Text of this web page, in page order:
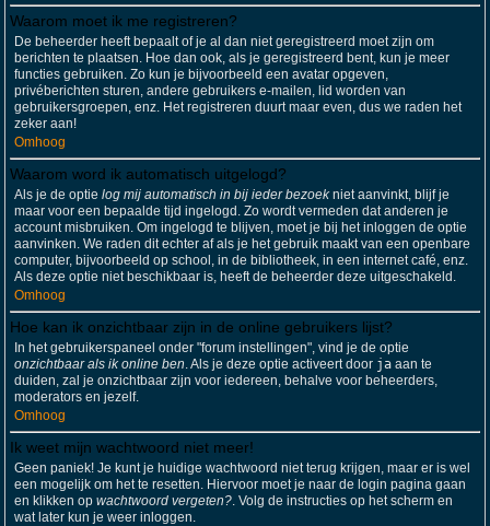
Waarom moet ik me registreren?
De beheerder heeft bepaalt of je al dan niet geregistreerd moet zijn om
berichten te plaatsen. Hoe dan ook, als je geregistreerd bent, kun je meer
functies gebruiken. Zo kun je bijvoorbeeld een avatar opgeven,
privéberichten sturen, andere gebruikers e-mailen, lid worden van
gebruikersgroepen, enz. Het registreren duurt maar even, dus we raden het
zeker aan!
Omhoog
Waarom word ik automatisch uitgelogd?
Als je de optie log mij automatisch in bij ieder bezoekniet aanvinkt, blijf je
maar voor een bepaalde tijd ingelogd. Zo wordt vermeden dat anderen je
account misbruiken. Om ingelogd te blijven, moet je bij het inloggen de optie
aanvinken. We raden dit echter af als je het gebruik maakt van een openbare
computer, bijvoorbeeld op school, in de bibliotheek, in een internet café, enz.
Als deze optie niet beschikbaar is, heeft de beheerder deze uitgeschakeld.
Omhoog
Hoe kan ik onzichtbaar zijn in de online gebruikers lijst?
In het gebruikerspaneel onder "forum instellingen", vind je de optie
onzichtbaar als ik online ben. Als je deze optie activeert door ja aan te
duiden, zal je onzichtbaar zijn voor iedereen, behalve voor beheerders,
moderators en jezelf.
Omhoog
Ik weet mijn wachtwoord niet meer!
Geen paniek! Je kunt je huidige wachtwoord niet terug krijgen, maar er is wel
een mogelijk om het te resetten. Hiervoor moet je naar de login pagina gaan
en klikken op wachtwoord vergeten?. Volg de instructies op het scherm en
wat later kun je weer inloggen.